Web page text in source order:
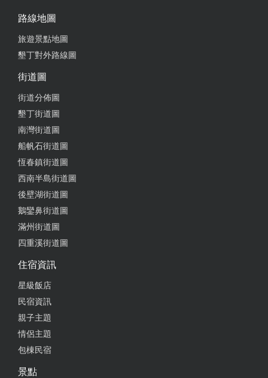
路線地圖
旅遊景點地圖
墾丁對外路線圖
街道圖
街道分佈圖
墾丁街道圖
南灣街道圖
船帆石街道圖
恆春鎮街道圖
西南半島街道圖
後壁湖街道圖
鵝鑾鼻街道圖
滿州街道圖
四重溪街道圖
住宿資訊
星級飯店
民宿資訊
親子主題
情侶主題
包棟民宿
景點